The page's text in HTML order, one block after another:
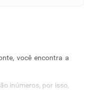
você encontra a
inúmeros, por isso,